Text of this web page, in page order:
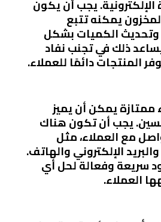
الإلكترونية. يجب أن يكون
يمكنه تتبع
وتحديث الكميات بشكل
ذلك في تجنب نفاد
المنتجات دائمًا للعملاء.
يمكن أن يميز
يجب أن تكون هناك
مع العملاء، مثل
الإلكتروني والهاتف.
سريعة وفعالة لحل أي
العملاء.